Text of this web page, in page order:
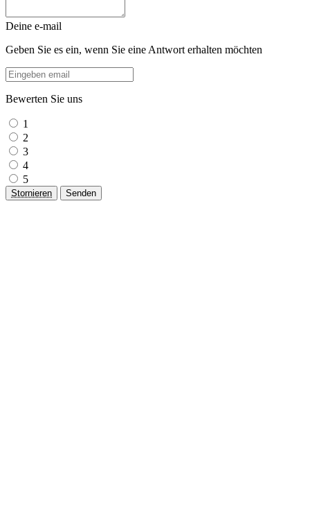
Deine e-mail
Geben Sie es ein, wenn Sie eine Antwort erhalten möchten
Bewerten Sie uns
1
2
3
4
5
Stornieren Senden